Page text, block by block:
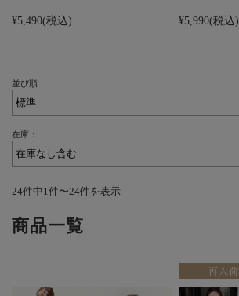
¥5,490(税込) ¥5,990(税込)
並び順：
在庫：
24件中1件〜24件を表示
商品一覧